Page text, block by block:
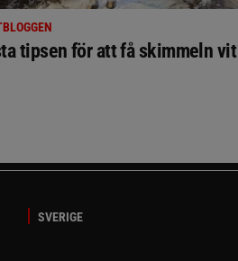
tipsen för att få skimmeln vit
SVERIGE